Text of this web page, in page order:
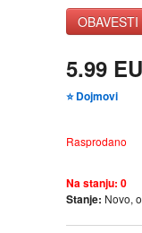
5.99
⭐ Dojmovi
Rasprodano
Na stanju: 0
Stanje: Novo,